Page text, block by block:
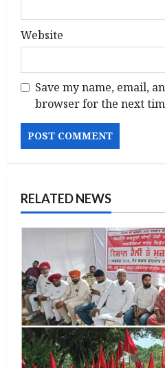
Website
Save my name, email,
browser for the next
RELATED NEWS